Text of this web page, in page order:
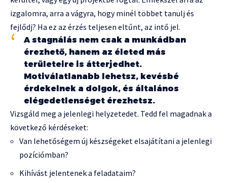
izgalomra, arra a vágyra, hogy minél többet tanulj és
fejlődj? Ha ez az érzés teljesen eltűnt, az intő jel.
A stagnálás nem csak a munkádban
érezhető, hanem az életed más
területeire is átterjedhet.
Motiválatlanabb lehetsz, kevésbé
érdekelnek a dolgok, és általános
elégedetlenséget érezhetsz.
Vizsgáld meg a jelenlegi helyzetedet. Tedd fel magadnak a
következő kérdéseket:
Van lehetőségem új készségeket elsajátítani a jelenlegi
pozíciómban?
Kihívást jelentenek a feladataim?